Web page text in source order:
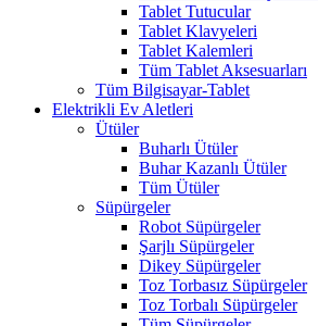
Tablet Tutucular
Tablet Klavyeleri
Tablet Kalemleri
Tüm Tablet Aksesuarları
Tüm Bilgisayar-Tablet
Elektrikli Ev Aletleri
Ütüler
Buharlı Ütüler
Buhar Kazanlı Ütüler
Tüm Ütüler
Süpürgeler
Robot Süpürgeler
Şarjlı Süpürgeler
Dikey Süpürgeler
Toz Torbasız Süpürgeler
Toz Torbalı Süpürgeler